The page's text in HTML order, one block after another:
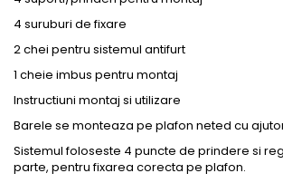
4 suruburi de fixare
2 chei pentru sistemul antifurt
1 cheie imbus pentru montaj
Instructiuni montaj si utilizare
Barele se monteaza pe plafon neted cu
Sistemul foloseste 4 puncte de prindere si
parte, pentru fixarea corecta pe plafon.